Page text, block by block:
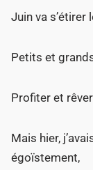
Juin va
Petits et
Profiter et
Mais hier,
égoïstement,